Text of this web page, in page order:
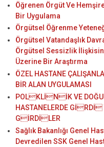
Öğrenen Örgüt Ve
Bir Uygulama
Örgütsel Öğrenme
Örgütsel Vatandaşlık
Örgütsel Sessizlik
Üzerine Bir Araştırma
ÖZEL HASTANE
BİR ALAN UYGULAMASI
POLKLİNİK VE
HASTANELERDE GİRDİ
GİRDİLER
Sağlık Bakanlığı Genel
Devredilen SSK Genel